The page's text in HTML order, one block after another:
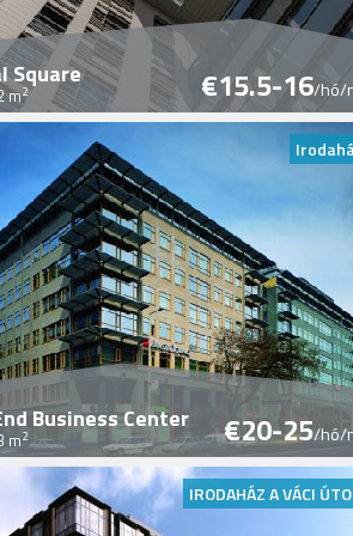
Square
m2 €15.5-16/hó/
Business Center
m2 €20-25/hó/
IRODAHÁZ A VÁCI